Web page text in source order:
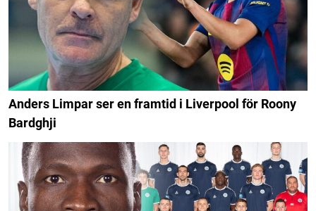
Anders Limpar ser en framtid i Liverpool för Roony
Bardghji